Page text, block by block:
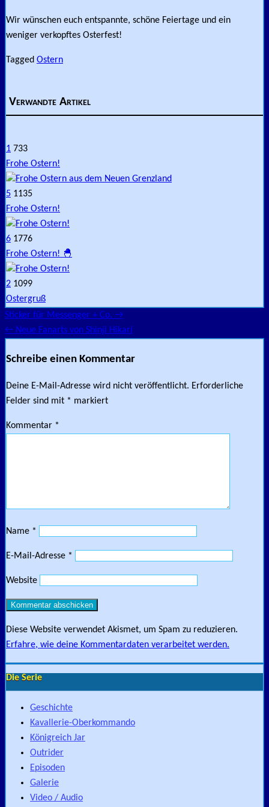
Wir wünschen euch entspannte, schöne Feiertage und ein
weniger verkopftes Osterfest!
Tagged Ostern
Verwandte Artikel
1 733
Frohe Ostern!
5 1135
Frohe Ostern!
6 1776
Frohe Ostern! 🐣
2 1099
Ostergruß
Beitragsnavigation
Sticker für Messenger + Co. →
← Neue Fanarts von Shinji Hikari
Schreibe einen Kommentar
Deine E-Mail-Adresse wird nicht veröffentlicht. Erforderliche
Felder sind mit * markiert
Kommentar *
Name *
E-Mail-Adresse *
Website
Diese Website verwendet Akismet, um Spam zu reduzieren.
Erfahre, wie deine Kommentardaten verarbeitet werden.
Die Serie
Geschichte
Kavallerie-Oberkommando
Königreich Jar
Outrider
Episoden
Galerie
Video / Audio